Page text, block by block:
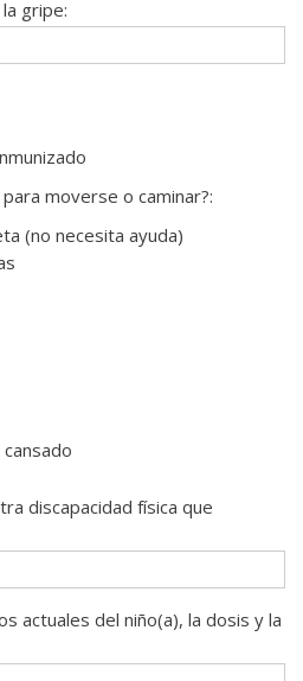
gripe:
moverse o caminar?:
(no necesita ayuda)
discapacidad física que
actuales del niño(a), la dosis y la